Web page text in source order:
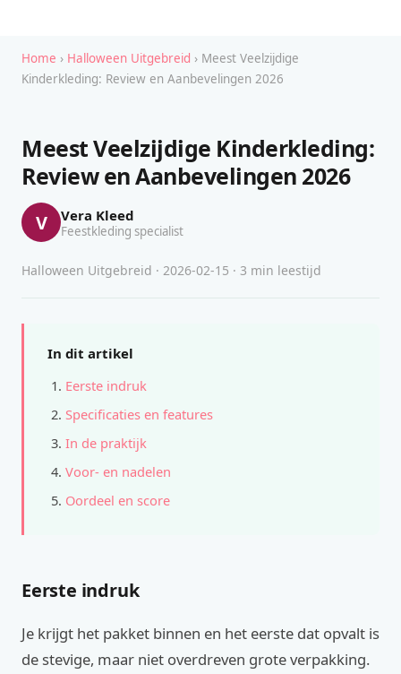
Home › Halloween Uitgebreid › Meest Veelzijdige
Kinderkleding: Review en Aanbevelingen 2026
Meest Veelzijdige Kinderkleding:
Review en Aanbevelingen 2026
V Vera Kleed
Feestkleding specialist
Halloween Uitgebreid · 2026-02-15 · 3 min leestijd
In dit artikel
Eerste indruk
Specificaties en features
In de praktijk
Voor- en nadelen
Oordeel en score
Eerste indruk
Je krijgt het pakket binnen en het eerste dat opvalt is
de stevige, maar niet overdreven grote verpakking.